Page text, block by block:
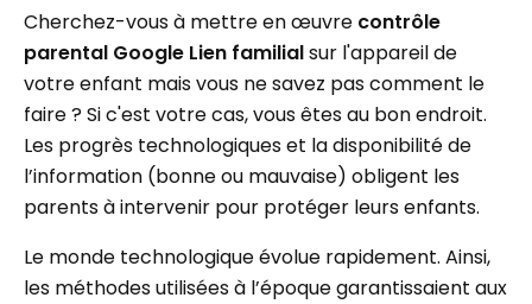
Cherchez-vous à mettre en œuvre contrôle
parental Google Lien familialsur l'appareil de
votre enfant mais vous ne savez pas comment le
faire ? Si c'est votre cas, vous êtes au bon endroit.
Les progrès technologiques et la disponibilité de
l’information (bonne ou mauvaise) obligent les
parents à intervenir pour protéger leurs enfants.
Le monde technologique évolue rapidement. Ainsi,
les méthodes utilisées à l’époque garantissaient aux